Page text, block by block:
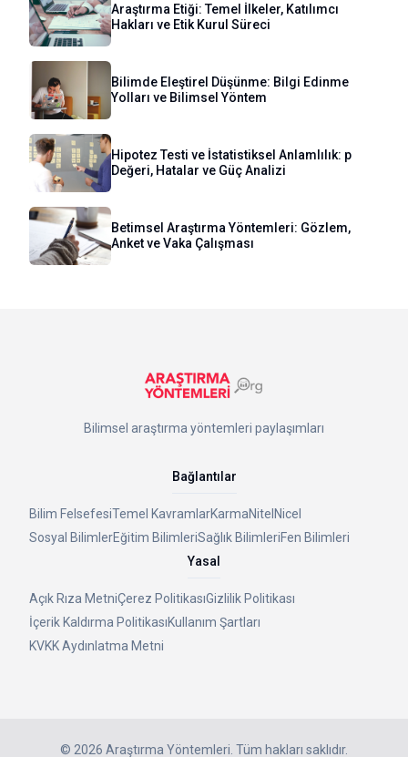
Araştırma Etiği: Temel İlkeler, Katılımcı
Hakları ve Etik Kurul Süreci
Bilimde Eleştirel Düşünme: Bilgi Edinme
Yolları ve Bilimsel Yöntem
Hipotez Testi ve İstatistiksel Anlamlılık: p
Değeri, Hatalar ve Güç Analizi
Betimsel Araştırma Yöntemleri: Gözlem,
Anket ve Vaka Çalışması
Bilimsel araştırma yöntemleri paylaşımları
Bağlantılar
Bilim FelsefesiTemel KavramlarKarmaNitel Nicel
Sosyal BilimlerEğitim BilimleriSağlık BilimleriFen Bilimleri
Yasal
Açık Rıza MetniÇerez PolitikasıGizlilik Politikası
İçerik Kaldırma PolitikasıKullanım Şartları
KVKK Aydınlatma Metni
© 2026 Araştırma Yöntemleri . Tüm hakları saklıdır.